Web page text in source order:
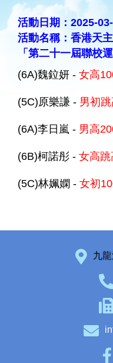
活動日期：2025-
活動名稱：香港天
「第二十一屆聯校運
(6A)魏鉝妍 - 女高
(5C)原樂謙 - 男初
(6A)李日嵐 - 男高
(6B)柯諾彤 - 女高跳
(5C)林姵嫻 - 女初
九